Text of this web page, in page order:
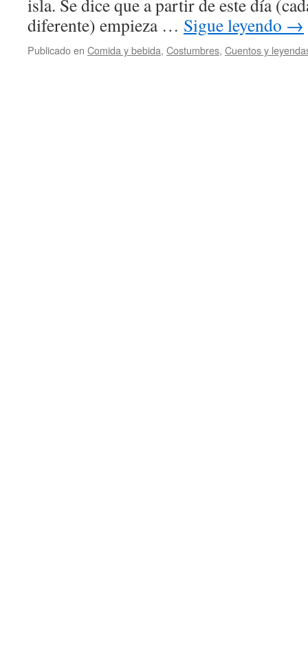
isla. Se dice que a partir de este día
diferente) empieza … Sigue leyendo →
Publicado en Comida y bebida, Costumbres, Cuentos y